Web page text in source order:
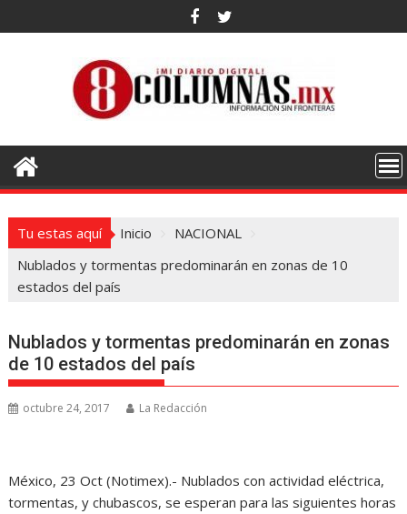
al
Tu estas aquí Inicio
NACIONAL
Nublados y tormentas predominarán en zonas de 10
estados del país
Nublados y tormentas predominarán en zonas
de 10 estados del país
octubre 24, 2017 La Redacción
México, 23 Oct (Notimex).- Nublados con actividad eléctrica,
tormentas, y chubascos, se esperan para las siguientes horas